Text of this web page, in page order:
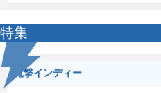
特集
電撃インディー